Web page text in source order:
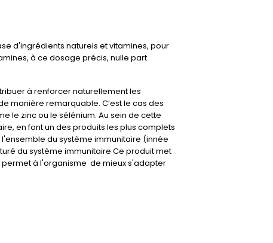
d'ingrédients naturels et vitamines, pour
à ce dosage précis, nulle part
à renforcer naturellement les
manière remarquable. C’est le cas des
le zinc ou le sélénium. Au sein de cette
en font un des produits les plus complets
du système immunitaire (innée
du système immunitaire Ce produit met
permet à l'organisme de mieux s'adapter